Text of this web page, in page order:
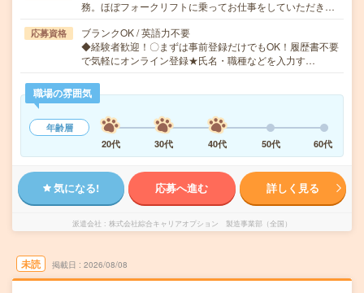
務。ほぼフォークリフトに乗ってお仕事をしていただき…
応募資格
ブランクOK / 英語力不要
◆経験者歓迎！〇まずは事前登録だけでもOK！履歴書不要
で気軽にオンライン登録★氏名・職種などを入力す…
職場の雰囲気
年齢層
20代
30代 40代 50代 60代
気になる! 応募へ進む 詳しく見る
派遣会社 株式会社綜合キャリアオプション 製造事業部（全国）
未読 掲載日 2026/08/08